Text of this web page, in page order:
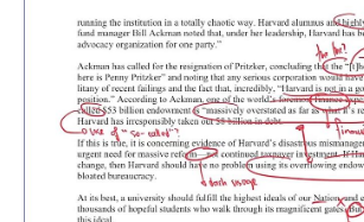
ROZHOVORY
TÉMATA
NEJČTENĚJŠÍ ZA 7 DNÍ